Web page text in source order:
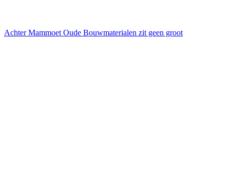
Achter Mammoet Oude Bouwmaterialen zit geen groot